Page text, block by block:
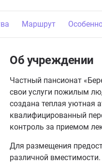
Маршрут
Об учреждении
Частный пансионат
свои услуги пожилым
создана теплая уютная
квалифицированный
контроль за приемом
Для размещения
различной